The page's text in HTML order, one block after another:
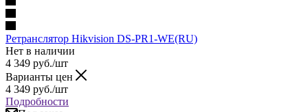
Ретранслятор Hikvision DS-PR1-WE(RU)
Нет в наличии
4 349 руб./шт
Варианты цен
4 349 руб./шт
Подробности